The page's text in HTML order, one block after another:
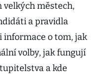
velkých městech,
a pravidla
informace o tom, jak
volby, jak fungují
a kde